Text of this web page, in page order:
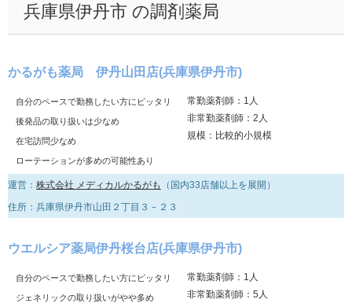
兵庫県伊丹市 の調剤薬局
かるがも薬局 伊丹山田店(兵庫県伊丹市)
自分のペースで勤務したい方にピッタリ
後発品の取り扱いは少なめ
在宅訪問少なめ
ローテーションが多めの可能性あり
常勤薬剤師：1人
非常勤薬剤師：2人
規模：比較的小規模
運営： 株式会社 メディカルかるがも
（国内33店舗以上を展開）
住所：兵庫県伊丹市山田２丁目３－２３
ウエルシア薬局伊丹桜台店(兵庫県伊丹市)
自分のペースで勤務したい方にピッタリ
ジェネリックの取り扱いがやや多め
常勤薬剤師：1人
非常勤薬剤師：5人